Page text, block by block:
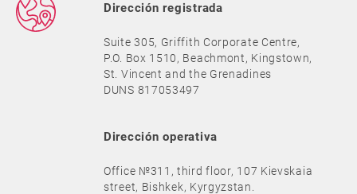
Dirección registrada
Suite 305, Griffith Corporate Centre,
P.O. Box 1510, Beachmont, Kingstown,
St. Vincent and the Grenadines
DUNS 817053497
Dirección operativa
Office №311, third floor, 107 Kievskaia
street, Bishkek, Kyrgyzstan.